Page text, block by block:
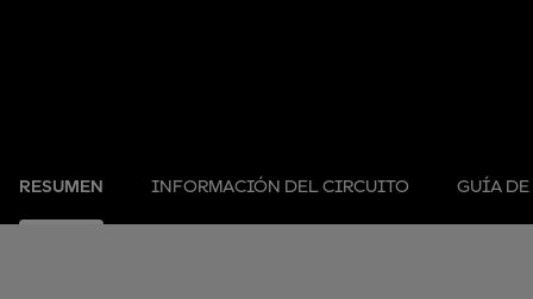
RESUMEN INFORMACIÓN DEL CIRCUITO GUÍA